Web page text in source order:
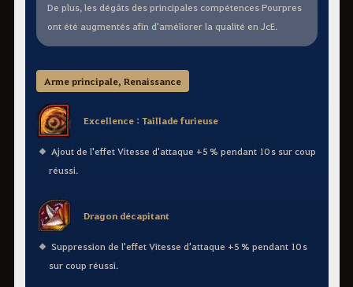
De plus, les dégâts des principales compétences Pourpres
ont été augmentés afin d'améliorer la qualité en JcE.
Arme principale, Renaissance
Excellence : Taillade furieuse
Ajout de l'effet Vitesse d'attaque +5 % pendant 10 s sur coup
réussi.
Dragon décapitant
Suppression de l'effet Vitesse d'attaque +5 % pendant 10 s
sur coup réussi.